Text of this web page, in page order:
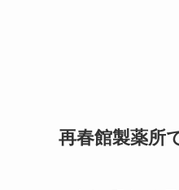
再春館製薬所